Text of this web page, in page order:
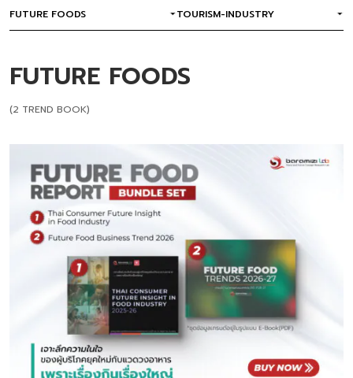
FUTURE FOODS TOURISM-INDUSTRY
FUTURE FOODS
(2 TREND BOOK)